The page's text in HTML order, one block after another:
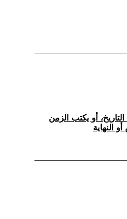
أو يكتب الزمن
النهاية